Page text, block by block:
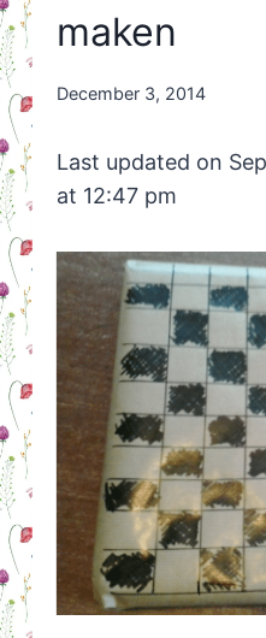
maken
By
December 3, 2014
Last updated on
at 12:47 pm